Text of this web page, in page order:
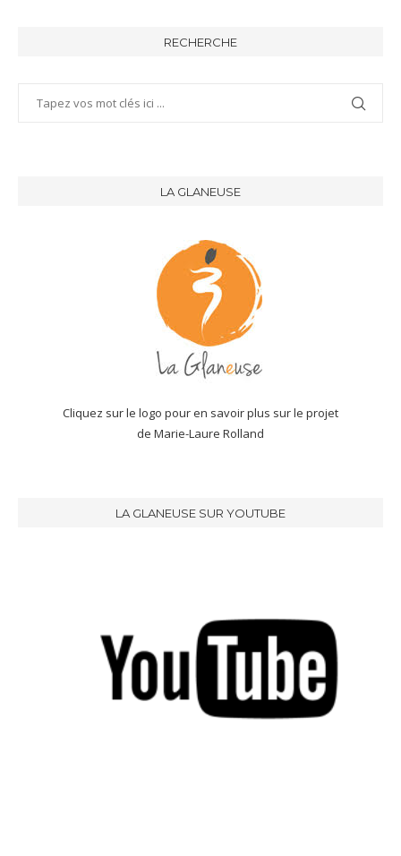
RECHERCHE
LA GLANEUSE
Cliquez sur le logo pour en savoir plus sur le projet
de Marie-Laure Rolland
LA GLANEUSE SUR YOUTUBE